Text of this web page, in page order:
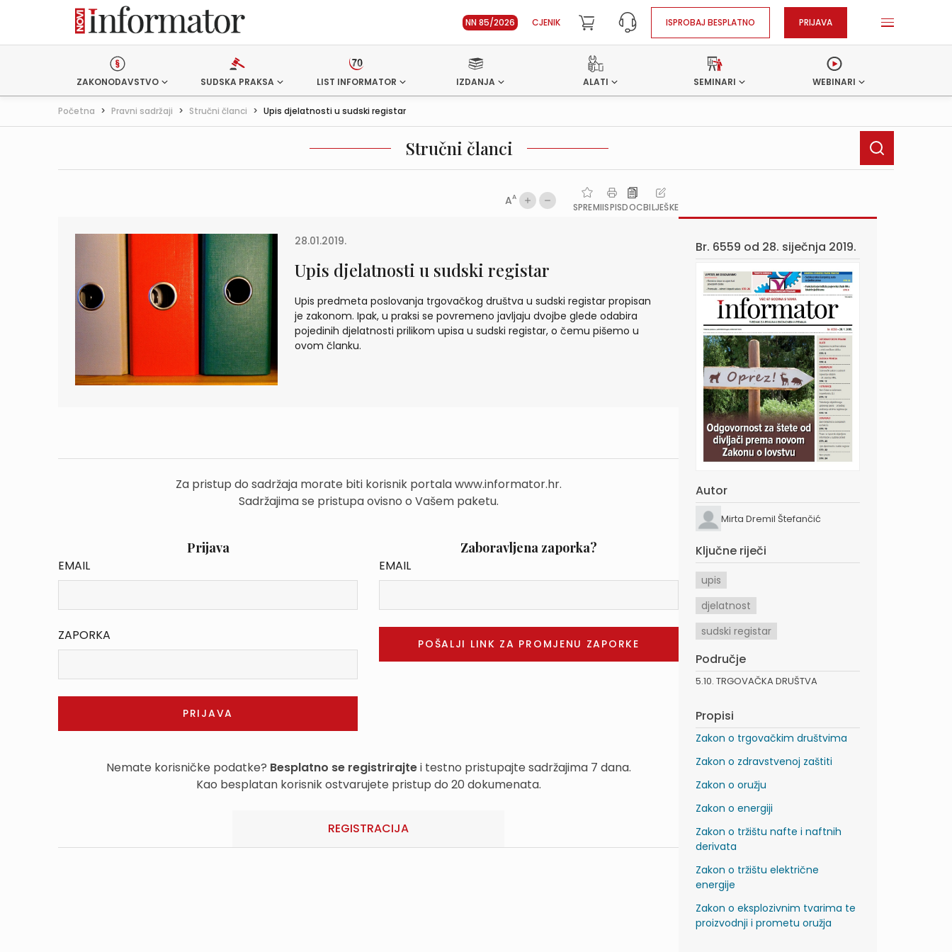
NN 85/2026 CJENIK ISPROBAJ BESPLATNO PRIJAVA
ZAKONODAVSTVO SUDSKA PRAKSA LIST INFORMATOR IZDANJA ALATI SEMINARI WEBINARI
Početna > Pravni sadržaji > Stručni članci > Upis djelatnosti u sudski registar
Stručni članci
AA
SPREMIISPISDOCBILJEŠKE
28.01.2019.
Upis djelatnosti u sudski registar
Upis predmeta poslovanja trgovačkog društva u sudski registar propisan
je zakonom. Ipak, u praksi se povremeno javljaju dvojbe glede odabira
pojedinih djelatnosti prilikom upisa u sudski registar, o čemu pišemo u
ovom članku.
Za pristup do sadržaja morate biti korisnik portala www.informator.hr.
Sadržajima se pristupa ovisno o Vašem paketu.
Prijava
EMAIL
ZAPORKA
Zaboravljena zaporka?
EMAIL
Nemate korisničke podatke? Besplatno se registrirajtei testno pristupajte sadržajima 7 dana.
Kao besplatan korisnik ostvarujete pristup do 20 dokumenata.
REGISTRACIJA
Br. 6559 od 28. siječnja 2019.
Autor
Mirta Dremil Štefančić
Ključne riječi
upis
djelatnost
sudski registar
Područje
5.10. TRGOVAČKA DRUŠTVA
Propisi
Zakon o trgovačkim društvima
Zakon o zdravstvenoj zaštiti
Zakon o oružju
Zakon o energiji
Zakon o tržištu nafte i naftnih
derivata
Zakon o tržištu električne
energije
Zakon o eksplozivnim tvarima te
proizvodnji i prometu oružja